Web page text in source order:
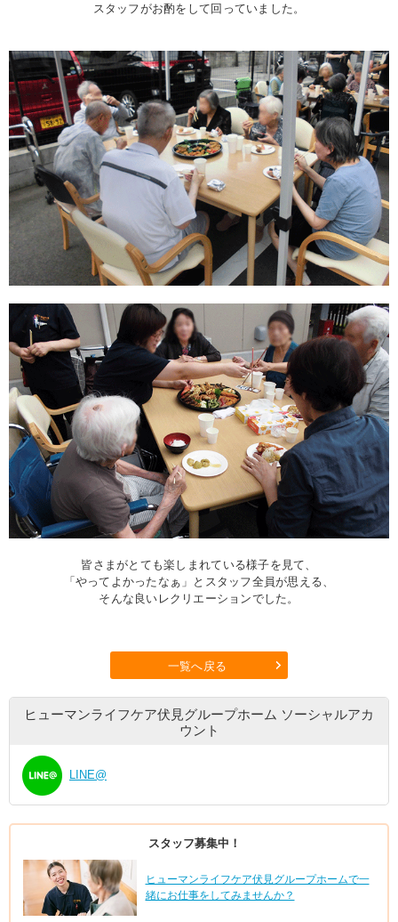
スタッフがお酌をして回っていました。
皆さまがとても楽しまれている様子を見て、
「やってよかったなぁ」とスタッフ全員が思える、
そんな良いレクリエーションでした。
一覧へ戻る
ヒューマンライフケア伏見グループホーム ソーシャルアカ
ウント
LINE@
スタッフ募集中！
ヒューマンライフケア伏見グループホームで一
緒にお仕事をしてみませんか？